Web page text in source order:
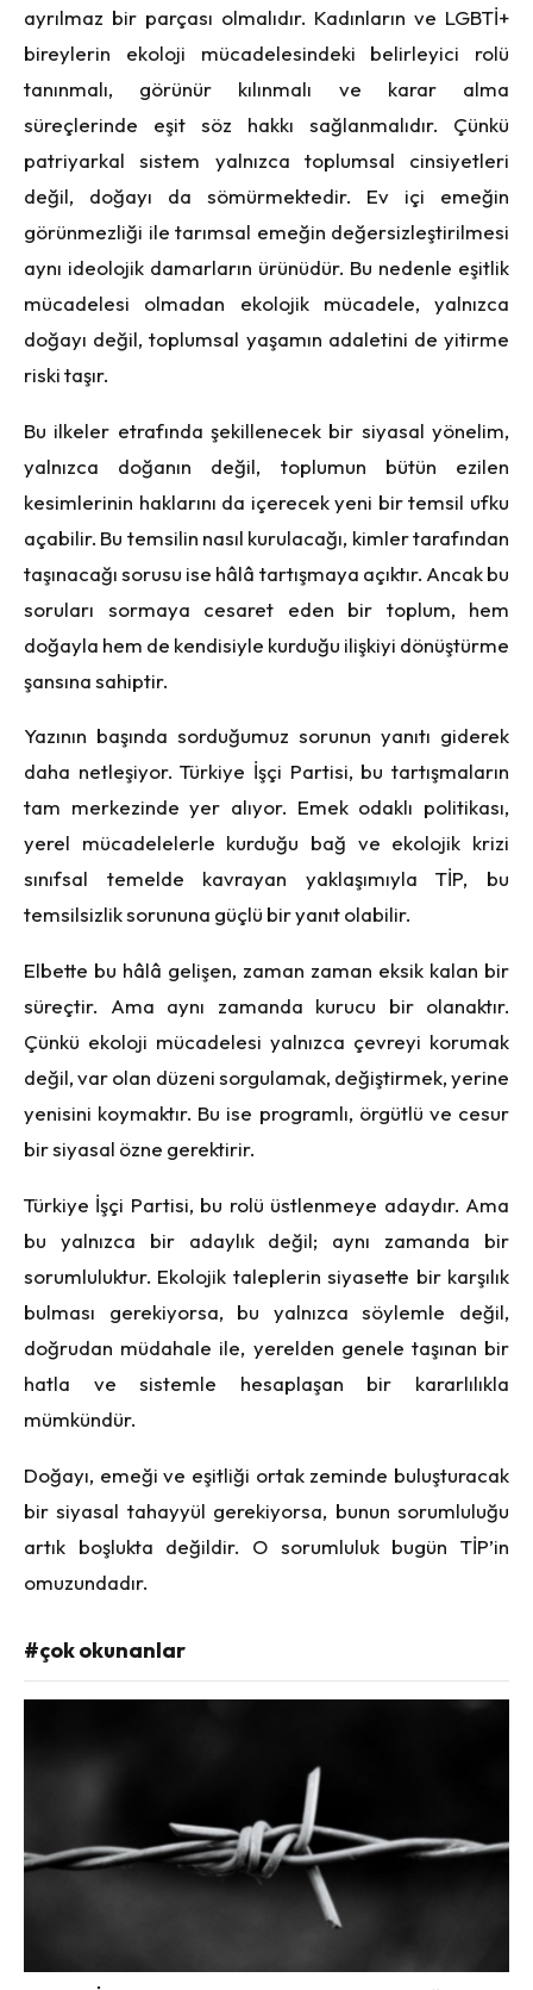
ayrılmaz bir parçası olmalıdır. Kadınların ve LGBTİ+
bireylerin ekoloji mücadelesindeki belirleyici rolü
tanınmalı, görünür kılınmalı ve karar alma
süreçlerinde eşit söz hakkı sağlanmalıdır. Çünkü
patriyarkal sistem yalnızca toplumsal cinsiyetleri
değil, doğayı da sömürmektedir. Ev içi emeğin
görünmezliği ile tarımsal emeğin değersizleştirilmesi
aynı ideolojik damarların ürünüdür. Bu nedenle eşitlik
mücadelesi olmadan ekolojik mücadele, yalnızca
doğayı değil, toplumsal yaşamın adaletini de yitirme
riski taşır.
Bu ilkeler etrafında şekillenecek bir siyasal yönelim,
yalnızca doğanın değil, toplumun bütün ezilen
kesimlerinin haklarını da içerecek yeni bir temsil ufku
açabilir. Bu temsilin nasıl kurulacağı, kimler tarafından
taşınacağı sorusu ise hâlâ tartışmaya açıktır. Ancak bu
soruları sormaya cesaret eden bir toplum, hem
doğayla hem de kendisiyle kurduğu ilişkiyi dönüştürme
şansına sahiptir.
Yazının başında sorduğumuz sorunun yanıtı giderek
daha netleşiyor. Türkiye İşçi Partisi, bu tartışmaların
tam merkezinde yer alıyor. Emek odaklı politikası,
yerel mücadelelerle kurduğu bağ ve ekolojik krizi
sınıfsal temelde kavrayan yaklaşımıyla TİP, bu
temsilsizlik sorununa güçlü bir yanıt olabilir.
Elbette bu hâlâ gelişen, zaman zaman eksik kalan bir
süreçtir. Ama aynı zamanda kurucu bir olanaktır.
Çünkü ekoloji mücadelesi yalnızca çevreyi korumak
değil, var olan düzeni sorgulamak, değiştirmek, yerine
yenisini koymaktır. Bu ise programlı, örgütlü ve cesur
bir siyasal özne gerektirir.
Türkiye İşçi Partisi, bu rolü üstlenmeye adaydır. Ama
bu yalnızca bir adaylık değil; aynı zamanda bir
sorumluluktur. Ekolojik taleplerin siyasette bir karşılık
bulması gerekiyorsa, bu yalnızca söylemle değil,
doğrudan müdahale ile, yerelden genele taşınan bir
hatla ve sistemle hesaplaşan bir kararlılıkla
mümkündür.
Doğayı, emeği ve eşitliği ortak zeminde buluşturacak
bir siyasal tahayyül gerekiyorsa, bunun sorumluluğu
artık boşlukta değildir. O sorumluluk bugün TİP’in
omuzundadır.
#çok okunanlar